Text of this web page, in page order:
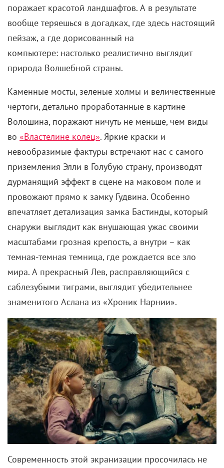
поражает красотой ландшафтов. А в результате
вообще теряешься в догадках, где здесь настоящий
пейзаж, а где дорисованный на
компьютере: настолько реалистично выглядит
природа Волшебной страны.
Каменные мосты, зеленые холмы и величественные
чертоги, детально проработанные в картине
Волошина, поражают ничуть не меньше, чем виды
во «Властелине колец». Яркие краски и
невообразимые фактуры встречают нас с самого
приземления Элли в Голубую страну, производят
дурманящий эффект в сцене на маковом поле и
провожают прямо к замку Гудвина. Особенно
впечатляет детализация замка Бастинды, который
снаружи выглядит как внушающая ужас своими
масштабами грозная крепость, а внутри – как
темная-темная темница, где рождается все зло
мира. А прекрасный Лев, расправляющийся с
саблезубыми тиграми, выглядит убедительнее
знаменитого Аслана из «Хроник Нарнии».
Современность этой экранизации просочилась не